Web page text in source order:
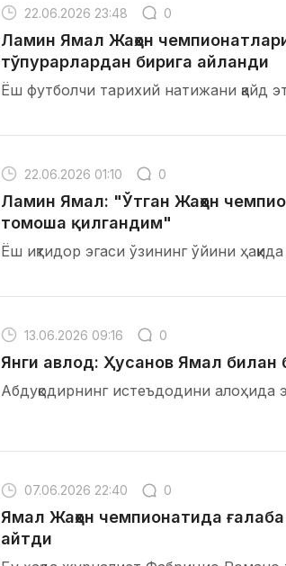
22.06.2026 23:48 0
Ламин Ямал Жаҳон
тўпурарлардан бирига айланди
Ёш футболчи тарихий натижани қайд
22.06.2026 01:10 0
Ламин Ямал: "Ўтган Жаҳон
томоша қилгандим"
Ёш иқтидор эгаси ўзининг ўйини
13.06.2026 09:16 0
Янги авлод: Ҳусанов Ямал билан
Абдуқодирнинг истеъдодини алоҳида
07.06.2026 22:40 0
Ямал Жаҳон чемпионатида
айтди